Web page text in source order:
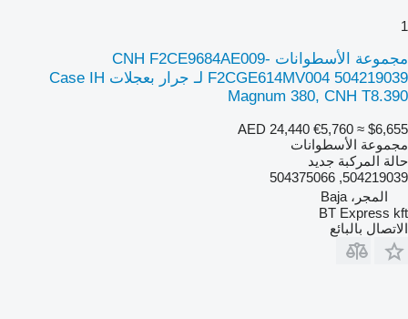
1
مجموعة الأسطوانات CNH F2CE9684AE009-
F2CGE614MV004 504219039 لـ جرار بعجلات Case IH
Magnum 380, CNH T8.390
AED 24,440 €5,760 ≈ $6,655
مجموعة الأسطوانات
حالة المركبة جديد
504219039, 504375066
المجر، Baja
BT Express kft
الاتصال بالبائع